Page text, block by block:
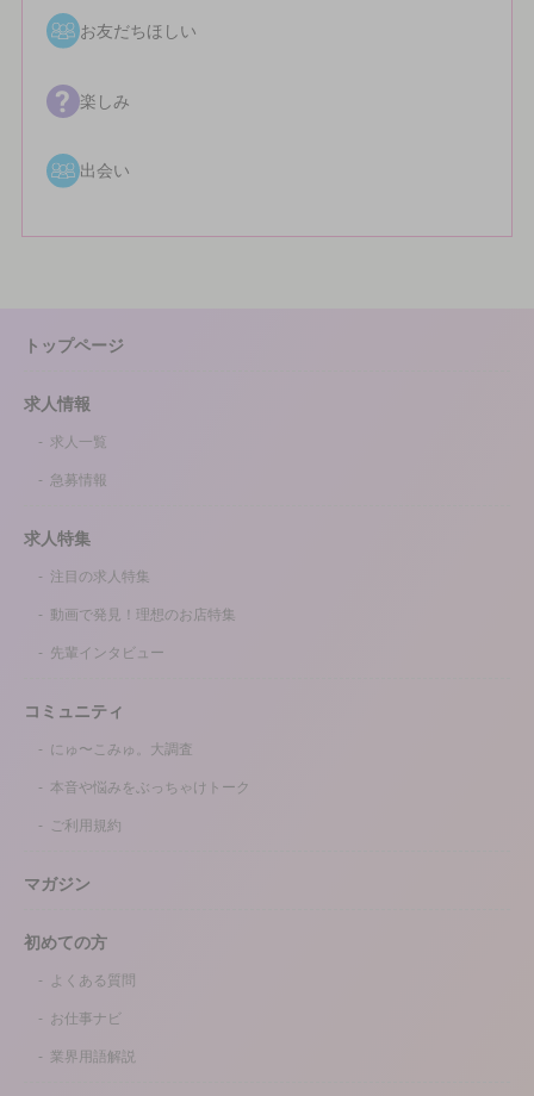
お友だちほしい
楽しみ
出会い
トップページ
求人情報
求人一覧
急募情報
求人特集
注目の求人特集
動画で発見！理想のお店特集
先輩インタビュー
コミュニティ
にゅ〜こみゅ。大調査
本音や悩みをぶっちゃけトーク
ご利用規約
マガジン
初めての方
よくある質問
お仕事ナビ
業界用語解説